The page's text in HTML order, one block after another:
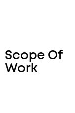
Scope Of
Work